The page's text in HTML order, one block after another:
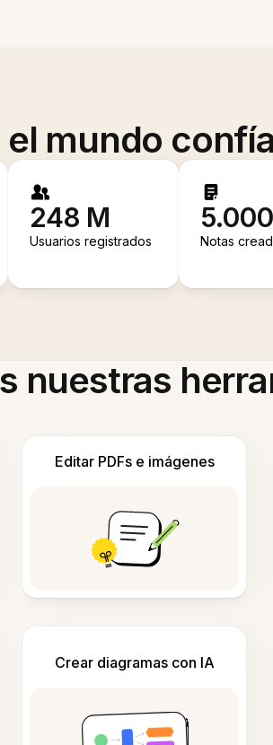
mundo
248 M
Usuarios registrados Notas
nuestras
Editar PDFs e imágenes
Crear diagramas con IA